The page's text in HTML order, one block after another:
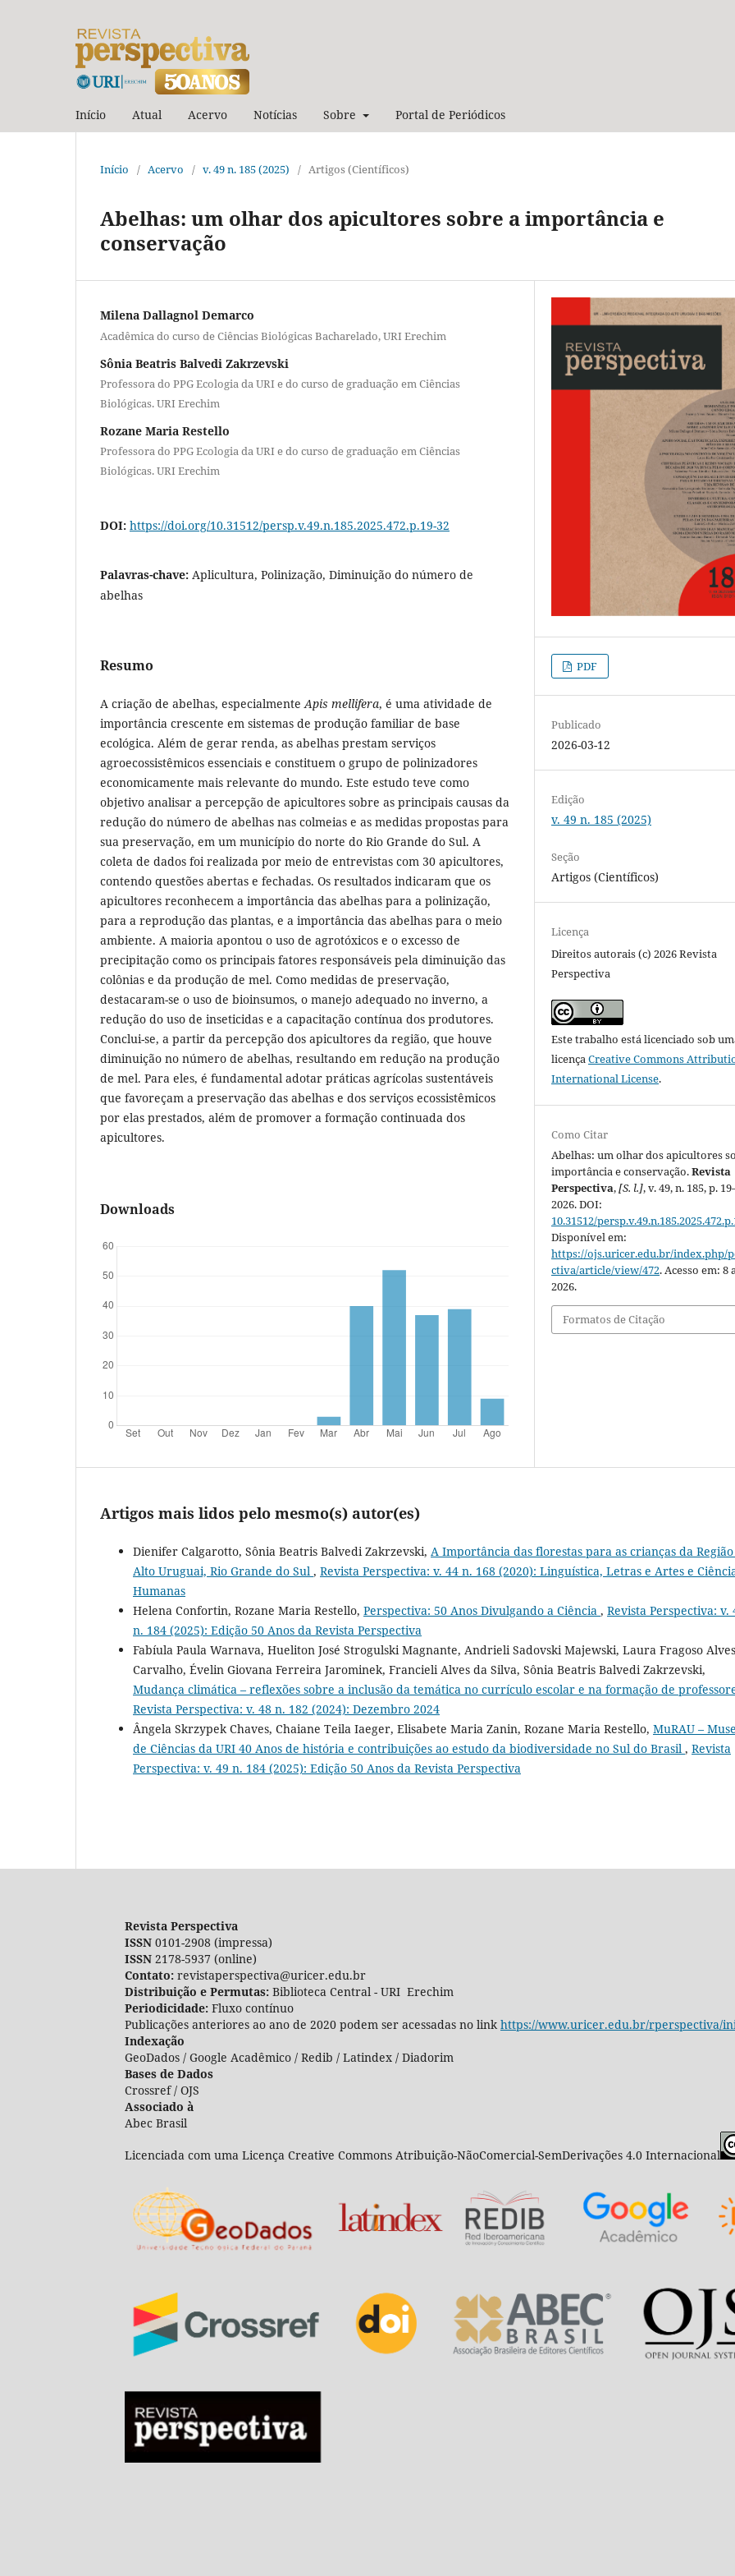
Início Atual Acervo Notícias Sobre Portal de Periódicos
Início / Acervo / v. 49 n. 185 (2025) / Artigos (Científicos)
Abelhas: um olhar dos apicultores sobre a importância e
conservação
Milena Dallagnol Demarco
Acadêmica do curso de Ciências Biológicas Bacharelado, URI Erechim
Sônia Beatris Balvedi Zakrzevski
Professora do PPG Ecologia da URI e do curso de graduação em Ciências
Biológicas. URI Erechim
Rozane Maria Restello
Professora do PPG Ecologia da URI e do curso de graduação em Ciências
Biológicas. URI Erechim
DOI: https://doi.org/10.31512/persp.v.49.n.185.2025.472.p.19-32
Palavras-chave: Aplicultura, Polinização, Diminuição do número de
abelhas
Resumo
A criação de abelhas, especialmenteApis mellifera, é uma atividade de
importância crescente em sistemas de produção familiar de base
ecológica. Além de gerar renda, as abelhas prestam serviços
agroecossistêmicos essenciais e constituem o grupo de polinizadores
economicamente mais relevante do mundo. Este estudo teve como
objetivo analisar a percepção de apicultores sobre as principais causas da
redução do número de abelhas nas colmeias e as medidas propostas para
sua preservação, em um município do norte do Rio Grande do Sul. A
coleta de dados foi realizada por meio de entrevistas com 30 apicultores,
contendo questões abertas e fechadas. Os resultados indicaram que os
apicultores reconhecem a importância das abelhas para a polinização,
para a reprodução das plantas, e a importância das abelhas para o meio
ambiente. A maioria apontou o uso de agrotóxicos e o excesso de
precipitação como os principais fatores responsáveis pela diminuição das
colônias e da produção de mel. Como medidas de preservação,
destacaram-se o uso de bioinsumos, o manejo adequado no inverno, a
redução do uso de inseticidas e a capacitação contínua dos produtores.
Conclui-se, a partir da percepção dos apicultores da região, que houve
diminuição no número de abelhas, resultando em redução na produção
de mel. Para eles, é fundamental adotar práticas agrícolas sustentáveis
que favoreçam a preservação das abelhas e dos serviços ecossistêmicos
por elas prestados, além de promover a formação continuada dos
apicultores.
Downloads
PDF
Publicado
2026-03-12
Edição
v. 49 n. 185 (2025)
Seção
Artigos (Científicos)
Licença
Direitos autorais (c) 2026 Revista
Perspectiva
Este trabalho está licenciado sob
licençaCreative Commons
International License.
Como Citar
Abelhas: um olhar dos apicultores
importância e conservação.Revista
Perspectiva,[S. l.], v. 49, n. 185, p.
2026. DOI:
10.31512/
Disponível em:
https://ojs.uricer.edu.br/index.php/
ctiva/article/view/472. Acesso em: 8
2026.
Formatos de Citação
Artigos mais lidos pelo mesmo(s) autor(es)
Dienifer Calgarotto, Sônia Beatris Balvedi Zakrzevski, A Importância das florestas para as crianças da
Alto Uruguai, Rio Grande do Sul , Revista Perspectiva: v. 44 n. 168 (2020): Linguística, Letras e Artes e
Humanas
Helena Confortin, Rozane Maria Restello, Perspectiva: 50 Anos Divulgando a Ciência , Revista Perspectiva: v.
n. 184 (2025): Edição 50 Anos da Revista Perspectiva
Fabíula Paula Warnava, Hueliton José Strogulski Magnante, Andrieli Sadovski Majewski, Laura Fragoso
Carvalho, Évelin Giovana Ferreira Jarominek, Francieli Alves da Silva, Sônia Beatris Balvedi Zakrzevski,
Mudança climática – reflexões sobre a inclusão da temática no currículo escolar e na formação de
Revista Perspectiva: v. 48 n. 182 (2024): Dezembro 2024
Ângela Skrzypek Chaves, Chaiane Teila Iaeger, Elisabete Maria Zanin, Rozane Maria Restello, MuRAU –
de Ciências da URI 40 Anos de história e contribuições ao estudo da biodiversidade no Sul do Brasil , Revista
Perspectiva: v. 49 n. 184 (2025): Edição 50 Anos da Revista Perspectiva
Revista Perspectiva
ISSN 0101-2908 (impressa)
ISSN 2178-5937 (online)
Contato: revistaperspectiva@uricer.edu.br
Distribuição e Permutas: Biblioteca Central - URI Erechim
Periodicidade: Fluxo contínuo
Publicações anteriores ao ano de 2020 podem ser acessadas no linkhttps://www.uricer.edu.br/rperspectiva/
Indexação
GeoDados / Google Acadêmico / Redib / Latindex / Diadorim
Bases de Dados
Crossref / OJS
Associado à
Abec Brasil
Licenciada com uma Licença Creative Commons Atribuição-NãoComercial-SemDerivações 4.0 Internacional